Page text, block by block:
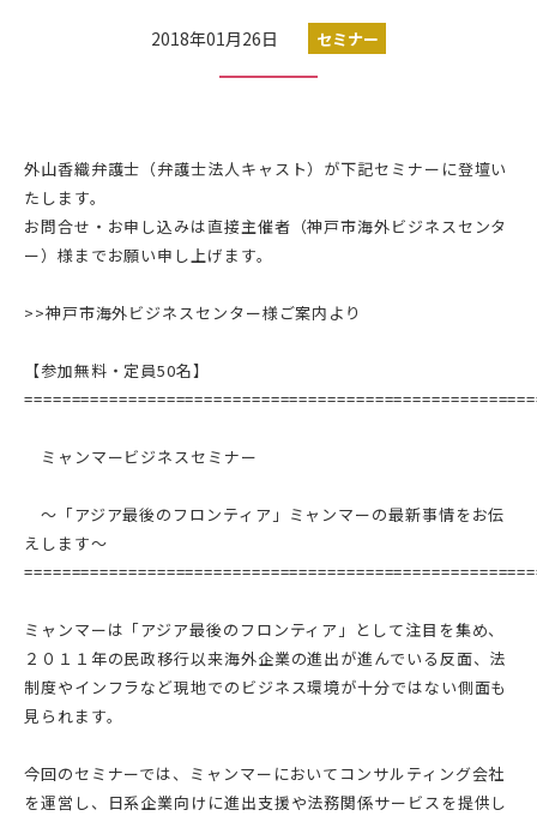
2018年01月26日 セミナー
外山香織弁護士（弁護士法人キャスト）が下記セミナーに登壇い
たします。
お問合せ・お申し込みは直接主催者（神戸市海外ビジネスセンタ
ー）様までお願い申し上げます。
>>神戸市海外ビジネスセンター様ご案内より
【参加無料・定員50名】
ミャンマービジネスセミナー
～「アジア最後のフロンティア」ミャンマーの最新事情をお伝
えします～
ミャンマーは「アジア最後のフロンティア」として注目を集め、
２０１１年の民政移行以来海外企業の進出が進んでいる反面、法
制度やインフラなど現地でのビジネス環境が十分ではない側面も
見られます。
今回のセミナーでは、ミャンマーにおいてコンサルティング会社
を運営し、日系企業向けに進出支援や法務関係サービスを提供し